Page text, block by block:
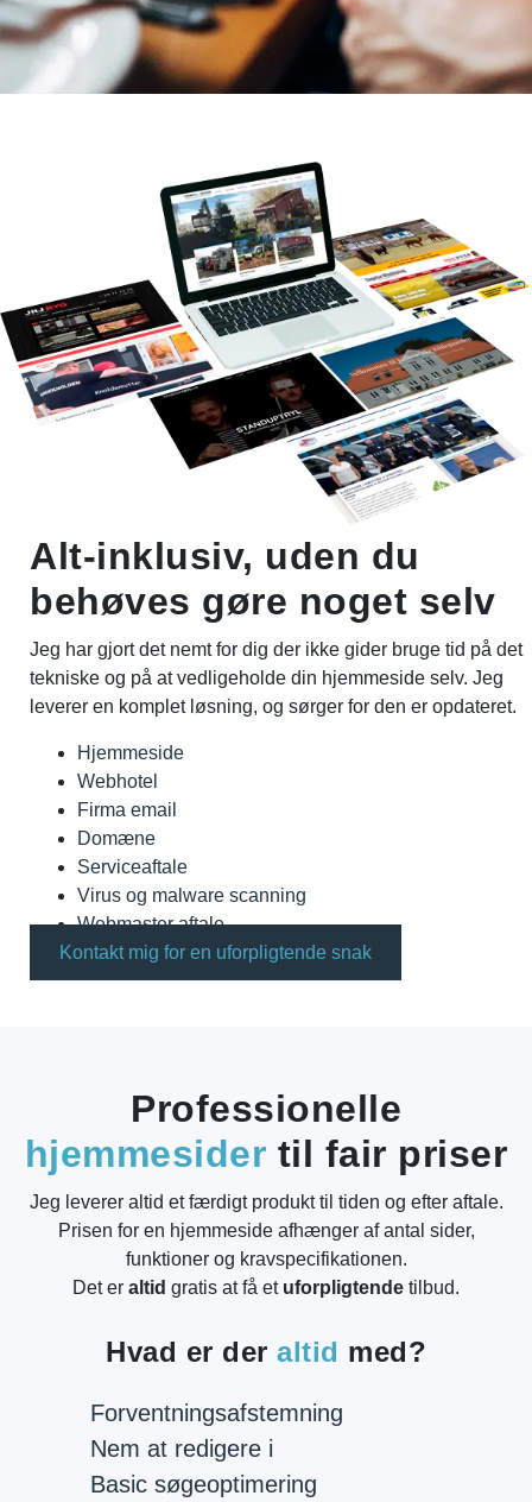
Alt-inklusiv, uden du
behøves gøre noget selv
Jeg har gjort det nemt for dig der ikke gider bruge tid på det
tekniske og på at vedligeholde din hjemmeside selv. Jeg
leverer en komplet løsning, og sørger for den er opdateret.
Hjemmeside
Webhotel
Firma email
Domæne
Serviceaftale
Virus og malware scanning
Webmaster aftale
Kontakt mig for en uforpligtende snak
Professionelle
hjemmesider til fair priser
Jeg leverer altid et færdigt produkt til tiden og efter aftale.
Prisen for en hjemmeside afhænger af antal sider,
funktioner og kravspecifikationen.
Det er altid gratis at få et uforpligtende tilbud.
Hvad er der altid med?
Forventningsafstemning
Nem at redigere i
Basic søgeoptimering